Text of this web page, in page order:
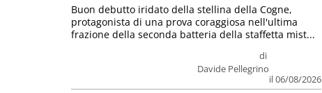
di
Davide Pellegrino
il 06/08/2026
Buon debutto iridato della stellina della Cogne,
protagonista di una prova coraggiosa nell'ultima
frazione della seconda batteria della staffetta mist...